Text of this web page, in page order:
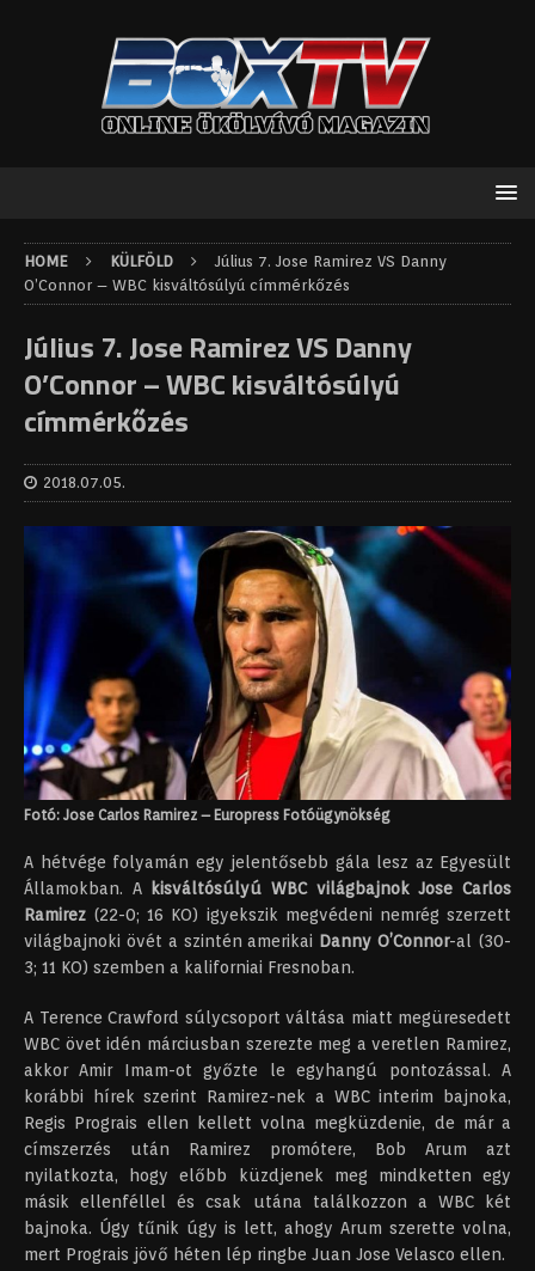
HOME KÜLFÖLD
Július 7. Jose Ramirez VS Danny
O’Connor – WBC kisváltósúlyú címmérkőzés
Július 7. Jose Ramirez VS Danny
O’Connor – WBC kisváltósúlyú
címmérkőzés
2018.07.05.
Fotó: Jose Carlos Ramirez – Europress Fotóügynökség
A hétvége folyamán egy jelentősebb gála lesz az Egyesült
Államokban. A
kisváltósúlyú WBC világbajnok Jose Carlos
Ramirez (22-0; 16 KO) igyekszik megvédeni nemrég szerzett
világbajnoki övét a szintén amerikai Danny O’Connor-al (30-
3; 11 KO) szemben a kaliforniai Fresnoban.
A Terence Crawford súlycsoport váltása miatt megüresedett
WBC övet idén márciusban szerezte meg a veretlen Ramirez,
akkor Amir Imam-ot győzte le egyhangú pontozással. A
korábbi hírek szerint Ramirez-nek a WBC interim bajnoka,
Regis Prograis ellen kellett volna megküzdenie, de már a
címszerzés után Ramirez promótere, Bob Arum azt
nyilatkozta, hogy előbb küzdjenek meg mindketten egy
másik ellenféllel és csak utána találkozzon a WBC két
bajnoka. Úgy tűnik úgy is lett, ahogy Arum szerette volna,
mert Prograis jövő héten lép ringbe Juan Jose Velasco ellen.